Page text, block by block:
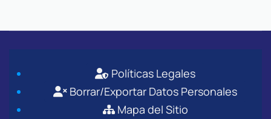
Políticas Legales
Borrar/Exportar Datos Personales
Mapa del Sitio